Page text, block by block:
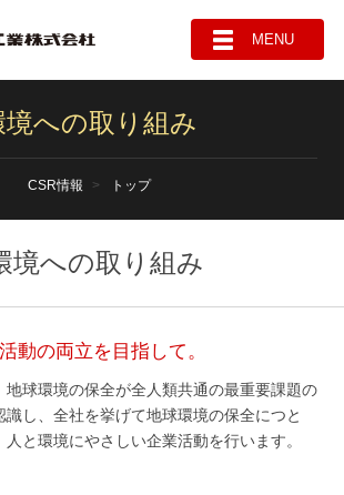
MENU
境への取り組み
CSR情報 トップ
境への取り組み
動の両立を目指して。
地球環境の保全が全人類共通の最重要課題の
し、全社を挙げて地球環境の保全につと
と環境にやさしい企業活動を行います。